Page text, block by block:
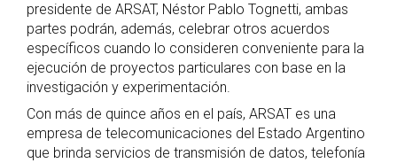
presidente de ARSAT, Néstor Pablo Tognetti, ambas
partes podrán, además, celebrar otros acuerdos
específicos cuando lo consideren conveniente para la
ejecución de proyectos particulares con base en la
investigación y experimentación.
Con más de quince años en el país, ARSAT es una
empresa de telecomunicaciones del Estado Argentino
que brinda servicios de transmisión de datos, telefonía